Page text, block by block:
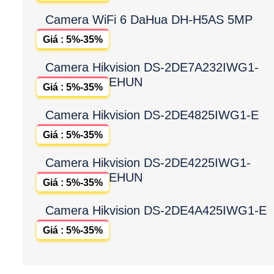
Camera WiFi 6 DaHua DH-H5AS 5MP
Giá : 5%-35%
Camera Hikvision DS-2DE7A232IWG1-
EHUN
Giá : 5%-35%
Camera Hikvision DS-2DE4825IWG1-E
Giá : 5%-35%
Camera Hikvision DS-2DE4225IWG1-
EHUN
Giá : 5%-35%
Camera Hikvision DS-2DE4A425IWG1-E
Giá : 5%-35%